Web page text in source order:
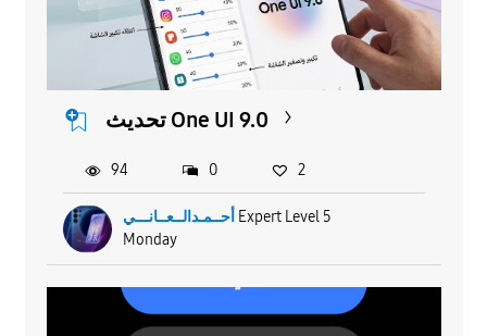
تحديث One UI 9.0
أحــمـدالــعــانـــي Expert Level 5
Monday
94 0 2